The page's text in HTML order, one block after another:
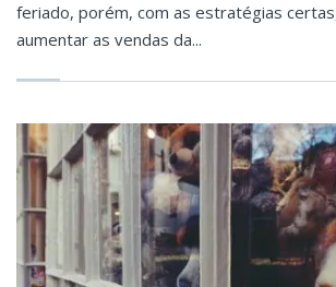
feriado, porém, com as estratégias
aumentar as vendas da...